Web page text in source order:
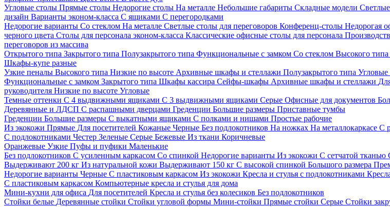
Угловые столы Прямые столы Недорогие столы На металле Небольшие габариты Складные модели
дизайн Варианты эконом-класса С ящиками С перегородками
Недорогие варианты Со стеклом На металле Светлые столы для переговоров Конференц-столы Недорогая
черного цвета Столы для персонала эконом-класса Классические офисные столы для персонала
переговоров из массива
Открытого типа Закрытого типа Полузакрытого типа Функциональные с замком Со стеклом Высокого типа
Шкафы-купе разные
Узкие пеналы Высокого типа Низкие по высоте Архивные шкафы и стеллажи Полузакрытого типа Угловые
Функциональные с замком Закрытого типа Шкафы кассира Сейфы-шкафы Архивные шкафы и стеллажи
руководителя Низкие по высоте Угловые
Темные оттенки С 4 выдвижными ящиками С 3 выдвижными ящиками Серые Офисные для документов
Деревянные и ЛДСП С распашными дверцами Греденции Большие размеры Приставные тумбы
Греденции Большие размеры С выкатными ящиками С полками и нишами Простые рабочие
Из экокожи Прямые Для посетителей Кожаные Черные Без подлокотников На ножках На металлокаркасе С
С подлокотниками Честер Зеленые Серые Бежевые Из ткани Коричневые
Оранжевые Узкие Пуфы и пуфики Маленькие
Без подлокотников С усиленным каркасом Со спинкой Недорогие варианты Из экокожи С сетчатой тканью
Выдерживают 200 кг Из натуральной кожи Выдерживают 150 кг С высокой спинкой Большого размера
Недорогие варианты Черные С пластиковым каркасом Из экокожи Кресла и стулья с подлокотниками
С пластиковым каркасом Компьютерные кресла и стулья для дома
Мини-кухни для офиса Для посетителей Кресла и стулья без колесиков Без подлокотников
Стойки белые Деревянные стойки Стойки угловой формы Мини-стойки Прямые стойки Серые Стойки